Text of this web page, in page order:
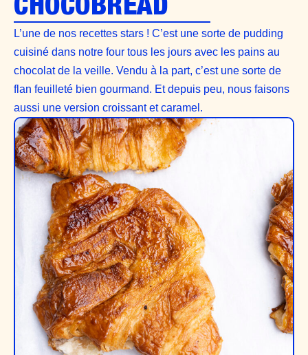
CHOCOBREAD
L’une de nos recettes stars ! C’est une sorte de pudding
cuisiné dans notre four tous les jours avec les pains au
chocolat de la veille. Vendu à la part, c’est une sorte de
flan feuilleté bien gourmand. Et depuis peu, nous faisons
aussi une version croissant et caramel.